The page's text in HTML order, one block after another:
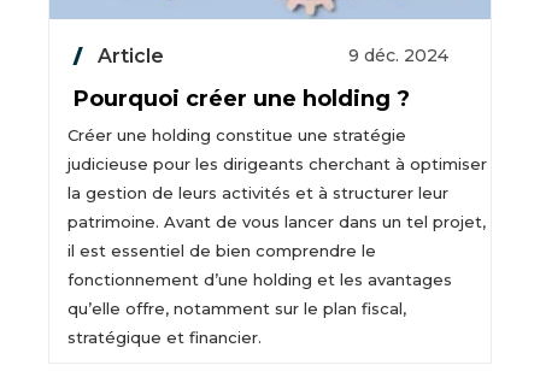
Article 9 déc. 2024
Pourquoi créer une holding ?
Créer une holding constitue une stratégie
judicieuse pour les dirigeants cherchant à optimiser
la gestion de leurs activités et à structurer leur
patrimoine. Avant de vous lancer dans un tel projet,
il est essentiel de bien comprendre le
fonctionnement d’une holding et les avantages
qu’elle offre, notamment sur le plan fiscal,
stratégique et financier.